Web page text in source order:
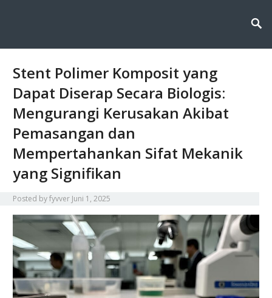
Fyvver: Inovasi dan Edukasi di
Bidang Kimia Lingkungan
Stent Polimer Komposit yang
Dapat Diserap Secara Biologis:
Mengurangi Kerusakan Akibat
Pemasangan dan
Mempertahankan Sifat Mekanik
yang Signifikan
Posted byfyvver Juni 1, 2025